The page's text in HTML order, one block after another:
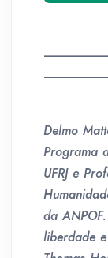
Delmo
Programa
UFRJ e
da
liberdade